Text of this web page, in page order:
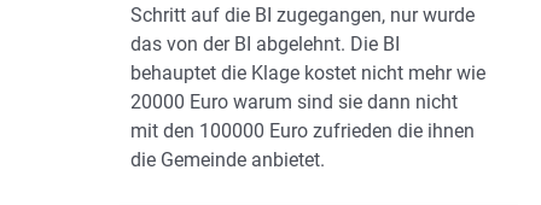
Schritt auf die BI zugegangen, nur wurde
das von der BI abgelehnt. Die BI
behauptet die Klage kostet nicht mehr wie
20000 Euro warum sind sie dann nicht
mit den 100000 Euro zufrieden die ihnen
die Gemeinde anbietet.